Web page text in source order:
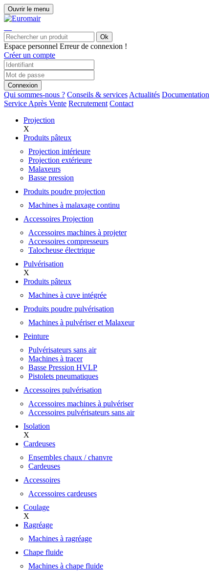
Ouvrir le menu
Ok
Espace personnel Erreur de connexion !
Créer un compte
Connexion
Qui sommes-nous ? Conseils & services Actualités Documentation
Service Après Vente Recrutement Contact
Projection
X
Produits pâteux
Projection intérieure
Projection extérieure
Malaxeurs
Basse pression
Produits poudre projection
Machines à malaxage continu
Accessoires Projection
Accessoires machines à projeter
Accessoires compresseurs
Talocheuse électrique
Pulvérisation
X
Produits pâteux
Machines à cuve intégrée
Produits poudre pulvérisation
Machines à pulvériser et Malaxeur
Peinture
Pulvérisateurs sans air
Machines à tracer
Basse Pression HVLP
Pistolets pneumatiques
Accessoires pulvérisation
Accessoires machines à pulvériser
Accessoires pulvérisateurs sans air
Isolation
X
Cardeuses
Ensembles chaux / chanvre
Cardeuses
Accessoires
Accessoires cardeuses
Coulage
X
Ragréage
Machines à ragréage
Chape fluide
Machines à chape fluide